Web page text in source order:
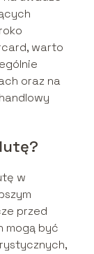
warto
oraz na
w
przed
mogą być